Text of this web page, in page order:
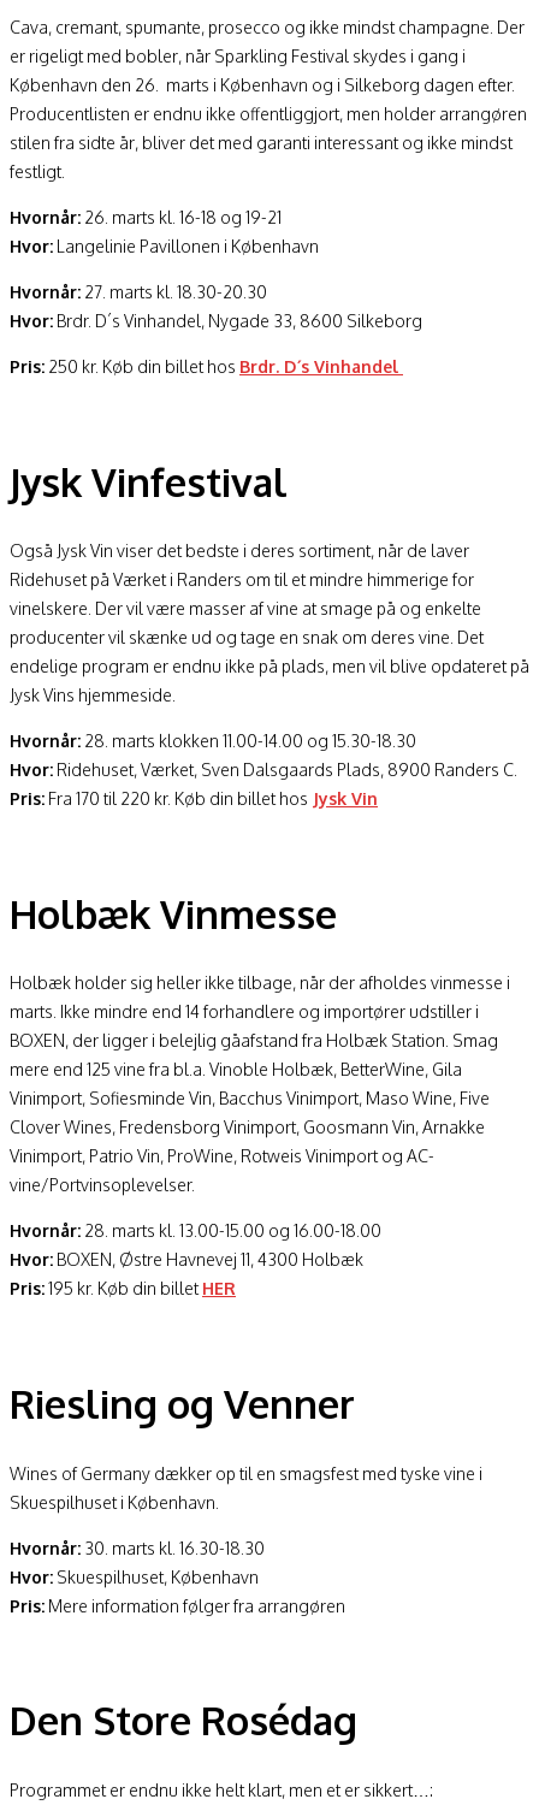
Cava, cremant, spumante, prosecco og ikke mindst champagne. Der
er rigeligt med bobler, når Sparkling Festival skydes i gang i
København den 26. marts i København og i Silkeborg dagen efter.
Producentlisten er endnu ikke offentliggjort, men holder arrangøren
stilen fra sidte år, bliver det med garanti interessant og ikke mindst
festligt.
Hvornår: 26. marts kl. 16-18 og 19-21
Hvor: Langelinie Pavillonen i København
Hvornår: 27. marts kl. 18.30-20.30
Hvor: Brdr. D´s Vinhandel, Nygade 33, 8600 Silkeborg
Pris: 250 kr. Køb din billet hos Brdr. D´s Vinhandel
Jysk Vinfestival
Også Jysk Vin viser det bedste i deres sortiment, når de laver
Ridehuset på Værket i Randers om til et mindre himmerige for
vinelskere. Der vil være masser af vine at smage på og enkelte
producenter vil skænke ud og tage en snak om deres vine. Det
endelige program er endnu ikke på plads, men vil blive opdateret på
Jysk Vins hjemmeside.
Hvornår: 28. marts klokken 11.00-14.00 og 15.30-18.30
Hvor: Ridehuset, Værket, Sven Dalsgaards Plads, 8900 Randers C.
Pris: Fra 170 til 220 kr. Køb din billet hos Jysk Vin
Holbæk Vinmesse
Holbæk holder sig heller ikke tilbage, når der afholdes vinmesse i
marts. Ikke mindre end 14 forhandlere og importører udstiller i
BOXEN, der ligger i belejlig gåafstand fra Holbæk Station. Smag
mere end 125 vine fra bl.a. Vinoble Holbæk, BetterWine, Gila
Vinimport, Sofiesminde Vin, Bacchus Vinimport, Maso Wine, Five
Clover Wines, Fredensborg Vinimport, Goosmann Vin, Arnakke
Vinimport, Patrio Vin, ProWine, Rotweis Vinimport og AC-
vine/Portvinsoplevelser.
Hvornår: 28. marts kl. 13.00-15.00 og 16.00-18.00
Hvor: BOXEN, Østre Havnevej 11, 4300 Holbæk
Pris:195 kr. Køb din billetHER
Riesling og Venner
Wines of Germany dækker op til en smagsfest med tyske vine i
Skuespilhuset i København.
Hvornår: 30. marts kl. 16.30-18.30
Hvor: Skuespilhuset, København
Pris: Mere information følger fra arrangøren
Den Store Rosédag
Programmet er endnu ikke helt klart, men et er sikkert…: